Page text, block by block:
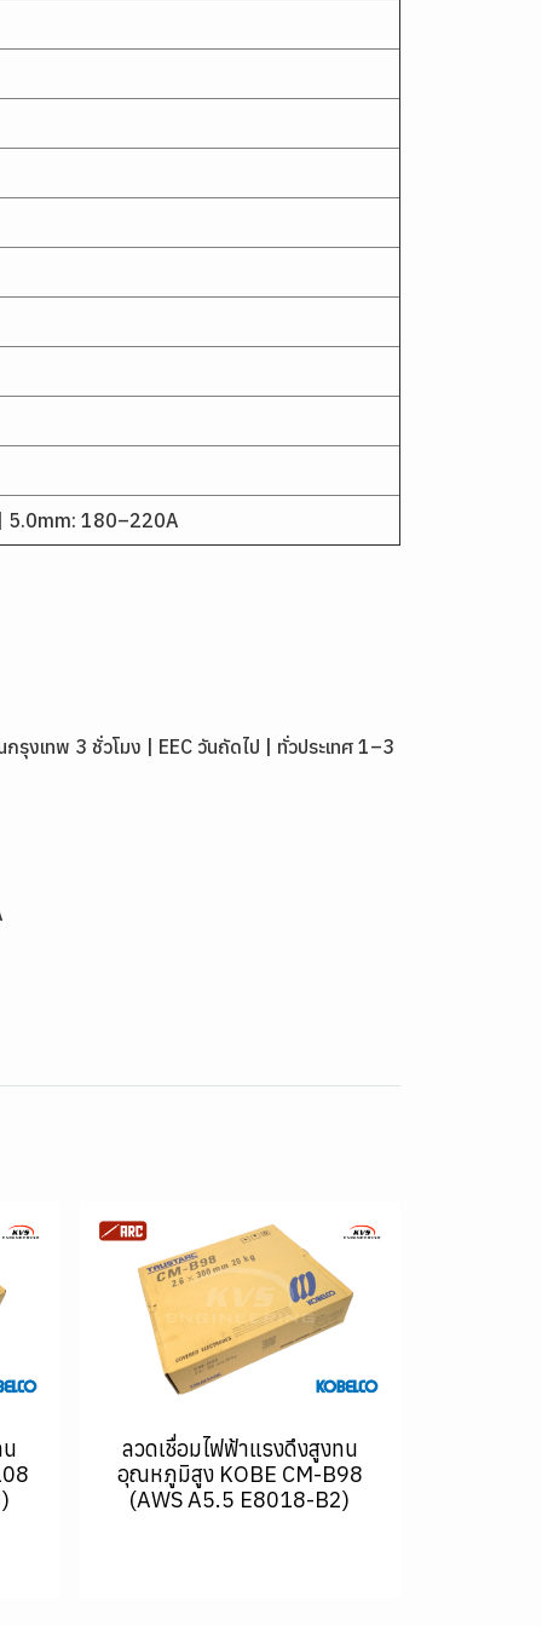
5.0mm: 180–220A
งเทพ 3 ชั่วโมง | EEC วันถัดไป | ทั่วประเทศ 1–3
ลวดเชื่อมไฟฟ้าแรงดึงสูงทน
อุณหภูมิสูง KOBE CM-B98
(AWS A5.5 E8018-B2)